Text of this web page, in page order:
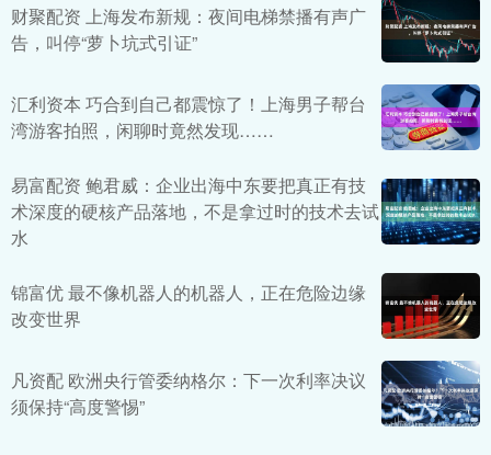
财聚配资 上海发布新规：夜间电梯禁播有声广
告，叫停“萝卜坑式引证”
汇利资本 巧合到自己都震惊了！上海男子帮台
湾游客拍照，闲聊时竟然发现……
易富配资 鲍君威：企业出海中东要把真正有技
术深度的硬核产品落地，不是拿过时的技术去试
水
锦富优 最不像机器人的机器人，正在危险边缘
改变世界
凡资配 欧洲央行管委纳格尔：下一次利率决议
须保持“高度警惕”